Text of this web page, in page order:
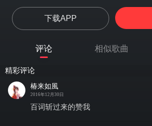
每个人都说你是个麻烦
But I don't wanna know, know
但我不想知道
我不想知道
You're spilling over the cup
下载APP
评论 相似歌曲
精彩评论
椿来如風
2016年12月30日
百词斩过来的赞我